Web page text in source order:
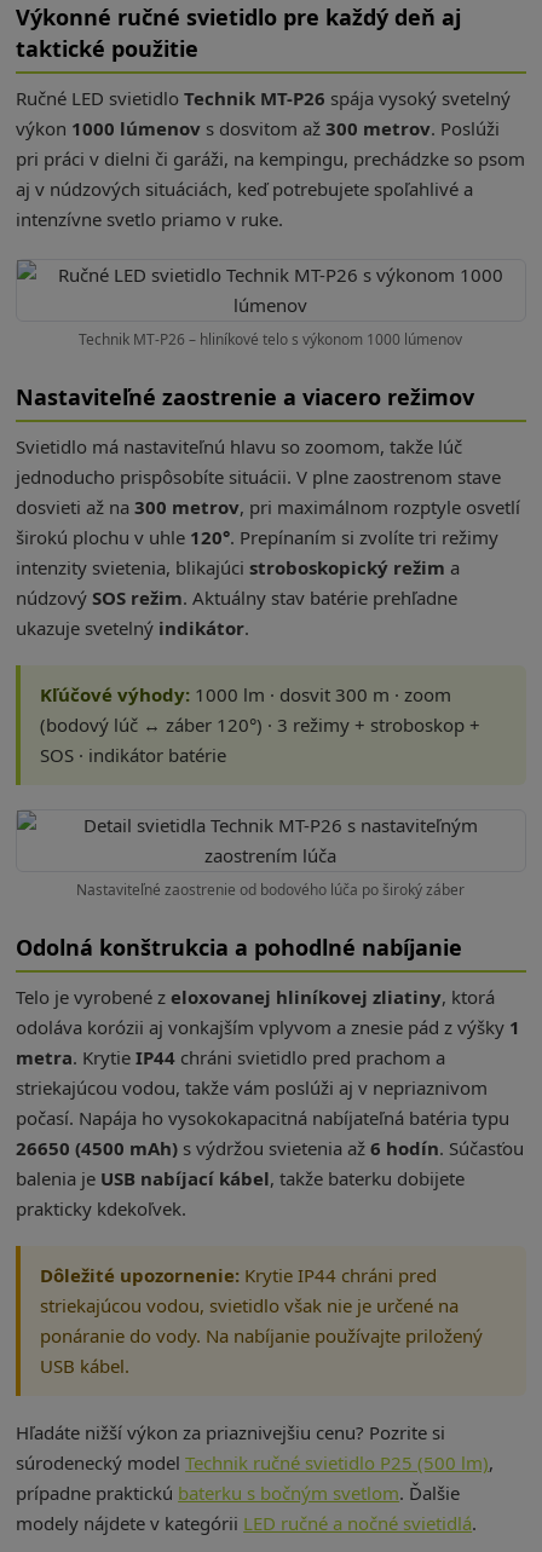
Výkonné ručné svietidlo pre každý deň aj
taktické použitie
Ručné LED svietidloTechnik MT-P26 spája vysoký svetelný
výkon 1000 lúmenov s dosvitom až300 metrov. Poslúži
pri práci v dielni či garáži, na kempingu, prechádzke so psom
aj v núdzových situáciách, keď potrebujete spoľahlivé a
intenzívne svetlo priamo v ruke.
Technik MT-P26 – hliníkové telo s výkonom 1000 lúmenov
Nastaviteľné zaostrenie a viacero režimov
Svietidlo má nastaviteľnú hlavu so zoomom, takže lúč
jednoducho prispôsobíte situácii. V plne zaostrenom stave
dosvieti až na300 metrov, pri maximálnom rozptyle osvetlí
širokú plochu v uhle 120°. Prepínaním si zvolíte tri režimy
intenzity svietenia, blikajúcistroboskopický režim a
núdzovýSOS režim. Aktuálny stav batérie prehľadne
ukazuje svetelný indikátor.
Kľúčové výhody: 1000 lm · dosvit 300 m · zoom
(bodový lúč ↔ záber 120°) · 3 režimy + stroboskop +
SOS · indikátor batérie
Nastaviteľné zaostrenie od bodového lúča po široký záber
Odolná konštrukcia a pohodlné nabíjanie
Telo je vyrobené zeloxovanej hliníkovej zliatiny, ktorá
odoláva korózii aj vonkajším vplyvom a znesie pád z výšky 1
metra. KrytieIP44 chráni svietidlo pred prachom a
striekajúcou vodou, takže vám poslúži aj v nepriaznivom
počasí. Napája ho vysokokapacitná nabíjateľná batéria typu
26650 (4500 mAh) s výdržou svietenia až6 hodín. Súčasťou
balenia je USB nabíjací kábel, takže baterku dobijete
prakticky kdekoľvek.
Dôležité upozornenie: Krytie IP44 chráni pred
striekajúcou vodou, svietidlo však nie je určené na
ponáranie do vody. Na nabíjanie používajte priložený
USB kábel.
Hľadáte nižší výkon za priaznivejšiu cenu? Pozrite si
súrodenecký modelTechnik ručné svietidlo P25 (500 lm),
prípadne praktickú baterku s bočným svetlom. Ďalšie
modely nájdete v kategórii LED ručné a nočné svietidlá.